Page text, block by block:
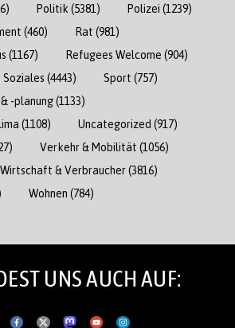
Politik (5381) Polizei (1239)
(460) Rat (981)
(1167) Refugees Welcome (904)
Soziales (4443) Sport (757)
-planung(1133)
(1108) Uncategorized (917)
Verkehr & Mobilität (1056)
Wirtschaft & Verbraucher(3816)
Wohnen (784)
UNS AUCH AUF: